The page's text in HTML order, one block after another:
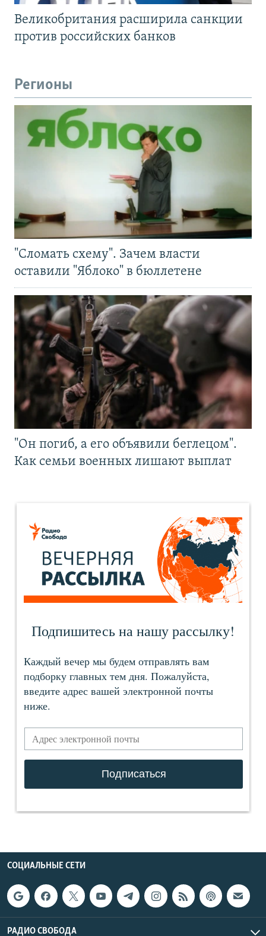
Великобритания расширила санкции
против российских банков
Регионы
"Сломать схему". Зачем власти
оставили "Яблоко" в бюллетене
"Он погиб, а его объявили беглецом".
Как семьи военных лишают выплат
СОЦИАЛЬНЫЕ СЕТИ
РАДИО СВОБОДА